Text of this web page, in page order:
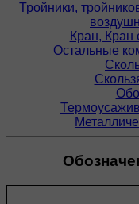
Тройники,
Кран,
Остальные